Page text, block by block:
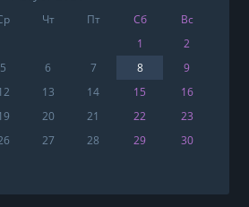
Чт Пт Сб
Вс
1
2
5 6 7 8
9
13 14 15
16
20 21 22
23
27 28 29
30